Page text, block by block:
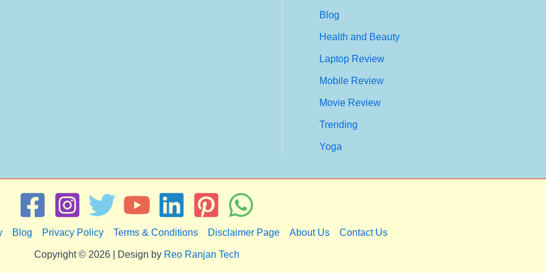
Blog
Health and Beauty
Laptop Review
Mobile Review
Movie Review
Trending
Yoga
Blog Privacy Policy Terms & Conditions Disclaimer Page About Us Contact Us
Copyright © 2026 | Design by Reo Ranjan Tech